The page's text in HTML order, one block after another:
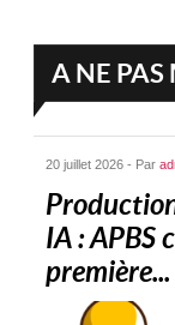
A NE
20 juillet 2026 - Par
IA : APBS
première...